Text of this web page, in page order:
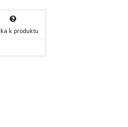
k produktu